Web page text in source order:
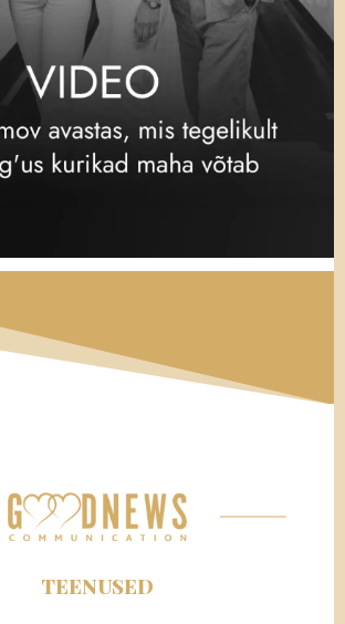
aeg-ajalt ka tõtt ilustama, et
kõlaks.
TEENUSED